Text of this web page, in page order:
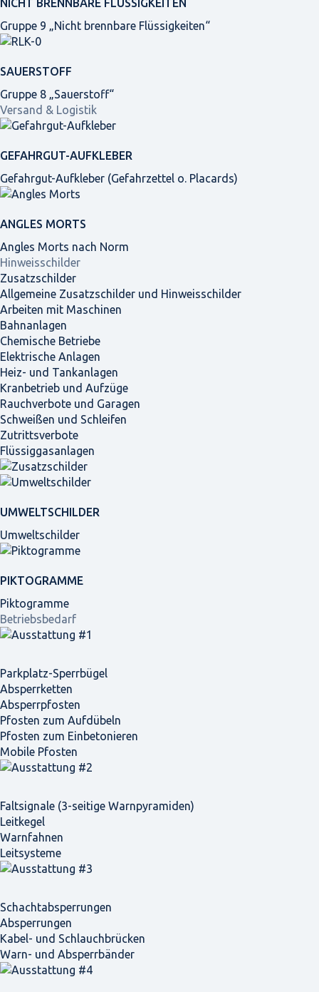
NICHT BRENNBARE FLÜSSIGKEITEN
Gruppe 9 „Nicht brennbare Flüssigkeiten“
SAUERSTOFF
Gruppe 8 „Sauerstoff“
Versand & Logistik
GEFAHRGUT-AUFKLEBER
Gefahrgut-Aufkleber (Gefahrzettel o. Placards)
ANGLES MORTS
Angles Morts nach Norm
Hinweisschilder
Zusatzschilder
Allgemeine Zusatzschilder und Hinweisschilder
Arbeiten mit Maschinen
Bahnanlagen
Chemische Betriebe
Elektrische Anlagen
Heiz- und Tankanlagen
Kranbetrieb und Aufzüge
Rauchverbote und Garagen
Schweißen und Schleifen
Zutrittsverbote
Flüssiggasanlagen
UMWELTSCHILDER
Umweltschilder
PIKTOGRAMME
Piktogramme
Betriebsbedarf
Parkplatz-Sperrbügel
Absperrketten
Absperrpfosten
Pfosten zum Aufdübeln
Pfosten zum Einbetonieren
Mobile Pfosten
Faltsignale (3-seitige Warnpyramiden)
Leitkegel
Warnfahnen
Leitsysteme
Schacht­absperrungen
Absperrungen
Kabel- und Schlauchbrücken
Warn- und Absperrbänder